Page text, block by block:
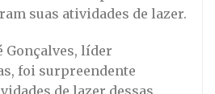
suas atividades de lazer.
Gonçalves, líder
foi surpreendente
de lazer dessas